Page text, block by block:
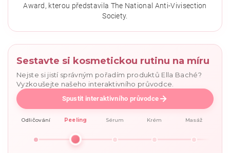
Award, kterou představila The National Anti-Vivisection
Society.
Sestavte si kosmetickou rutinu na míru
Nejste si jistí správným pořadím produktů Ella Baché?
Vyzkoušejte našeho interaktivního průvodce.
Spustit interaktivního průvodce
Odličování Peeling Sérum Krém Masáž